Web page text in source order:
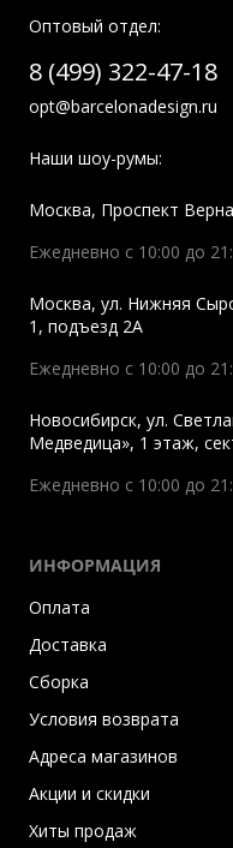
Оптовый отдел:
8 (499) 322-47-18
opt@barcelonadesign.ru
Наши шоу-румы:
Москва, Проспект
Ежедневно с 10:00 до
Москва, ул. Нижняя
1, подъезд 2A
Ежедневно с 10:00 до
Новосибирск, ул.
Медведица», 1 этаж,
Ежедневно с 10:00 до
ИНФОРМАЦИЯ
Оплата
Доставка
Сборка
Условия возврата
Адреса магазинов
Акции и скидки
Хиты продаж